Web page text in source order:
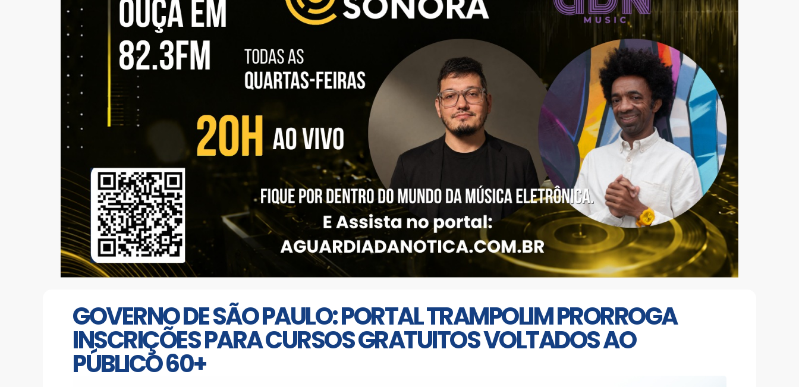
GOVERNO DE SÃO PAULO: PORTAL TRAMPOLIM PRORROGA
INSCRIÇÕES PARA CURSOS GRATUITOS VOLTADOS AO
PÚBLICO 60+